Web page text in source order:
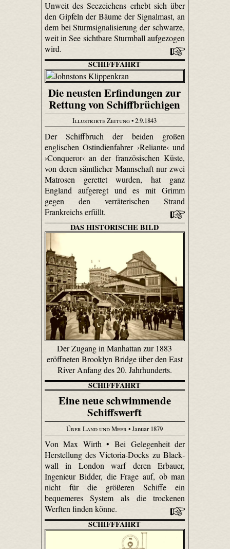
Unweit des Seezeichens erhebt sich über
den Gipfeln der Bäume der Signalmast, an
dem bei Sturmsignalisierung der schwarze,
weit in See sichtbare Sturmball aufgezogen
wird.
SCHIFFFAHRT
Die neusten Erfindungen zur
Rettung von Schiffbrüchigen
Illustrirte Zeitung• 2.9.1843
Der Schiffbruch der beiden großen
englischen Ostindienfahrer ›Reliante‹ und
›Conqueror‹ an der französischen Küste,
von deren sämtlicher Mannschaft nur zwei
Matrosen gerettet wurden, hat ganz
England aufgeregt und es mit Grimm
gegen den verräterischen Strand
Frankreichs erfüllt.
DAS HISTORISCHE BILD
Der Zugang in Manhattan zur 1883
eröffneten Brooklyn Bridge über den East
River Anfang des 20. Jahrhunderts.
SCHIFFFAHRT
Eine neue schwimmende
Schiffswerft
Über Land und Meer • Januar 1879
Von Max Wirth • Bei Gelegenheit der
Herstellung des Victoria-Docks zu Black­
wall in London warf deren Erbauer,
Ingenieur Bidder, die Frage auf, ob man
nicht für die größeren Schiffe ein
bequemeres System als die trockenen
Werften finden könne.
SCHIFFFAHRT